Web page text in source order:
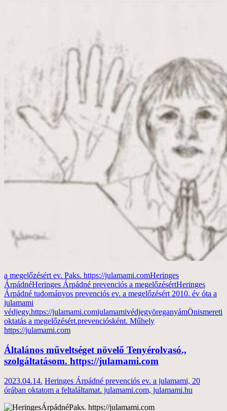
a megelőzésért ev. Paks. https://julamami.comHeringes
ÁrpádnéHeringes Árpádné prevenciós a megelőzésértHeringes
Árpádné tudományos prevenciós ev. a megelőzésért 2010. év óta a
julamami
védjegy.https://julamami.comjulamamivédjegyöreganyámÖnismereti
oktatás a megelőzésért.prevenciósként. Műhely
https://julamami.com
Általános műveltséget növelő Tenyérolvasó.,
szolgáltatásom. https://julamami.com
2023.04.14. Heringes Árpádné prevenciós ev. a julamami, 20
órában oktatom a feltaláltamat. julamami.com, julamami.hu